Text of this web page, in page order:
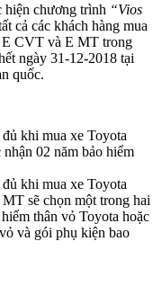
chương trình “Vios
cả các khách hàng mua
CVT và E MT trong
ngày 31-12-2018 tại
quốc.
khi mua xe Toyota
02 năm bảo hiểm
khi mua xe Toyota
sẽ chọn một trong hai
thân vỏ Toyota hoặc
và gói phụ kiện bao